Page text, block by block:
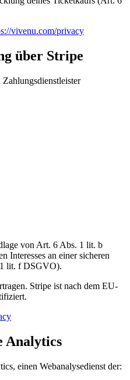
vivenu.com/privacy
über Stripe
von Art. 6 Abs. 1 lit. b
Interesses an einer sicheren
lit. f DSGVO).
Stripe ist nach dem EU-
Analytics
einen Webanalysedienst der: